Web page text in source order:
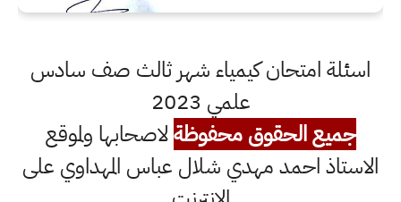
اسئلة امتحان كيمياء شهر ثالث صف سادس
علمي 2023
جميع الحقوق محفوظةلاصحابها ولموقع
الاستاذ احمد مهدي شلال عباس المهداوي على